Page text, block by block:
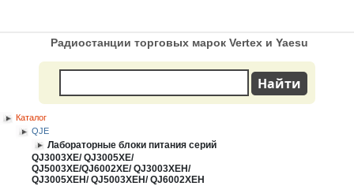
Радиостанции торговых марок Vertex и Yaesu
Каталог
QJE
Лабораторные блоки питания серий
QJ3003XE/ QJ3005XE/
QJ5003XE/QJ6002XE/ QJ3003XEН/
QJ3005XEН/ QJ5003XEH/ QJ6002XEH